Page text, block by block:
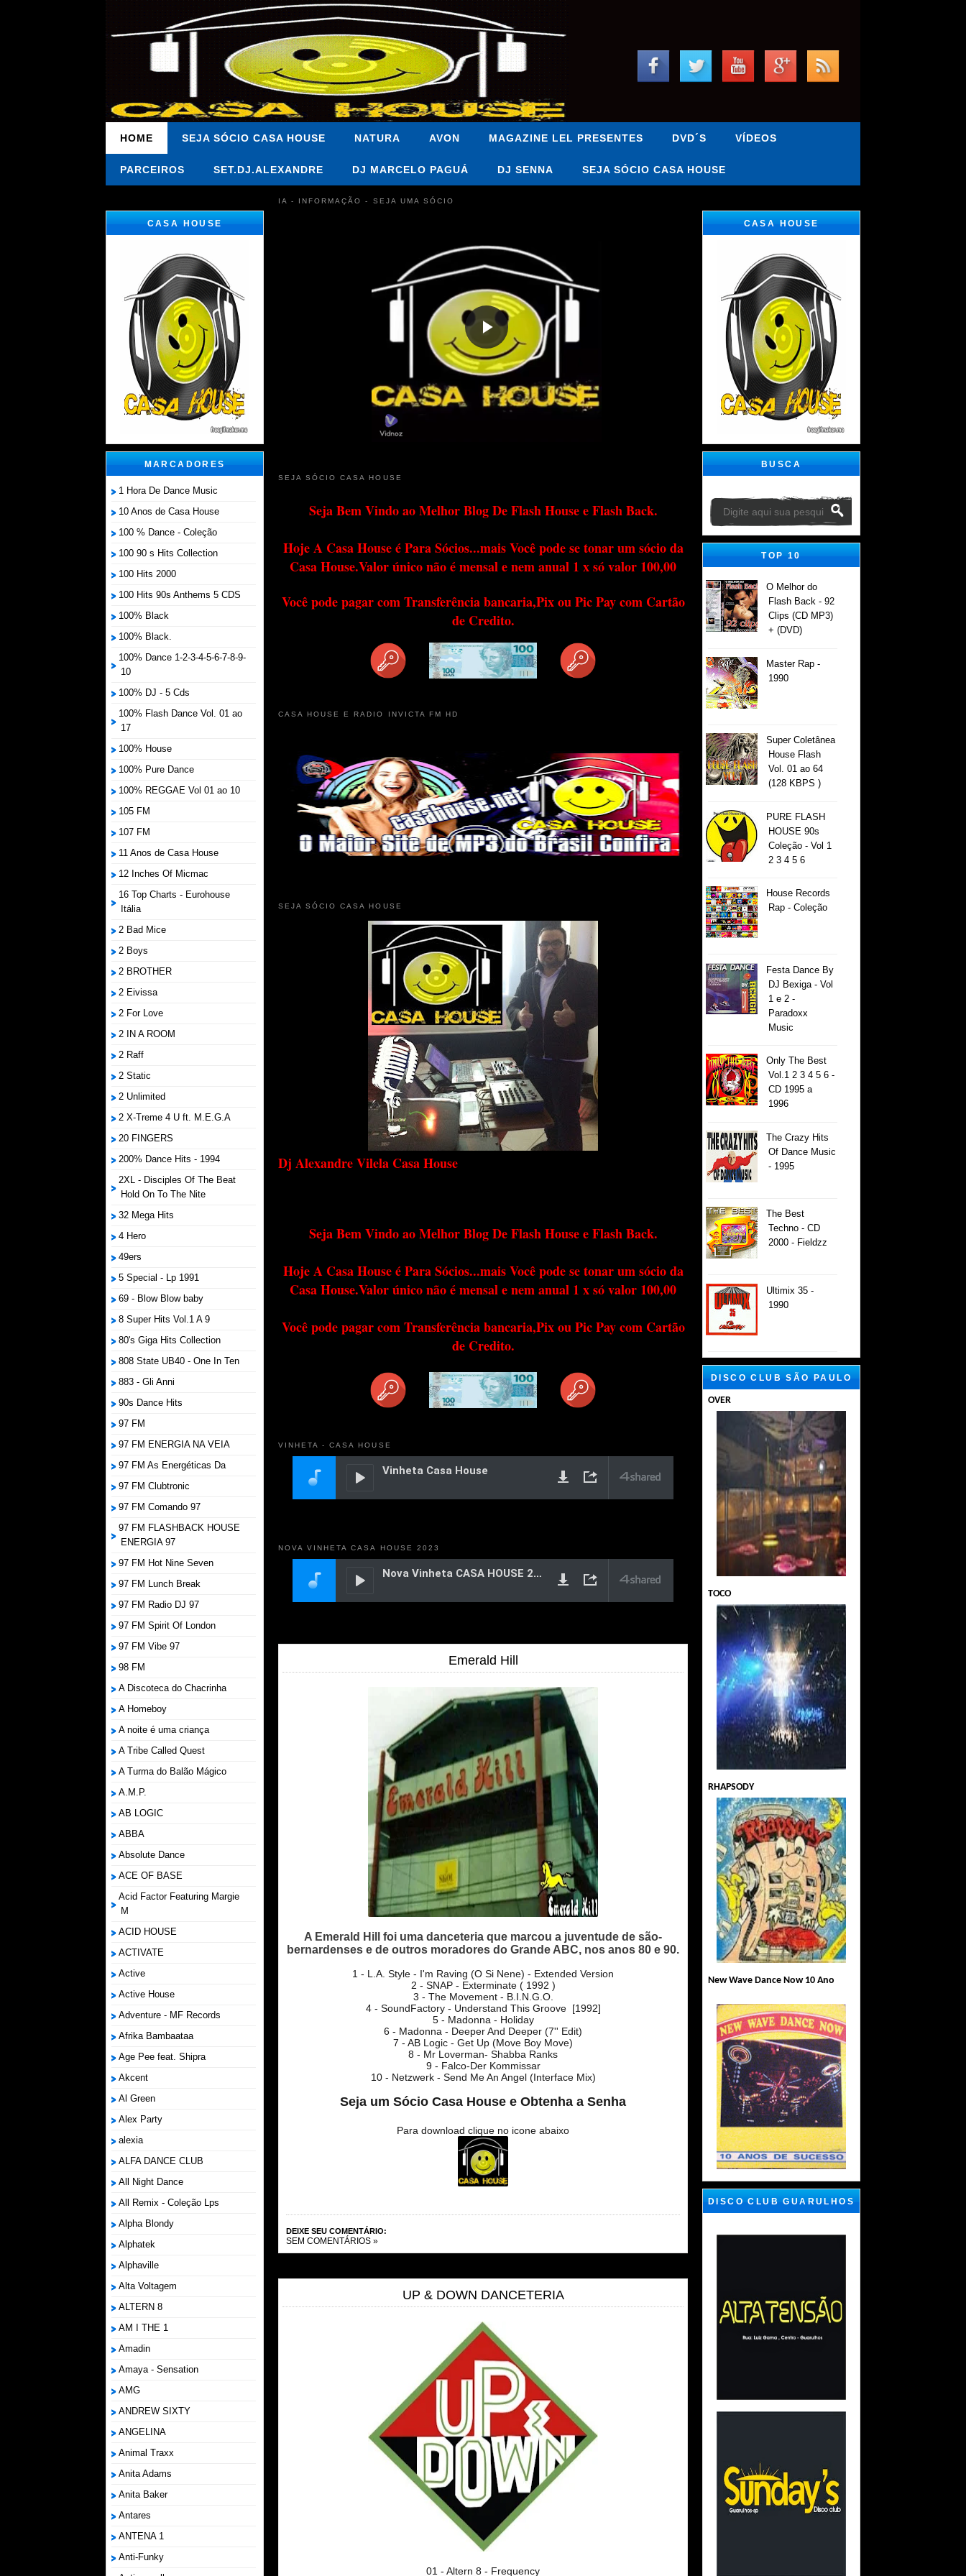
HOME SEJA SÓCIO CASA HOUSE NATURA AVON MAGAZINE LEL PRESENTES DVD´S VÍDEOS
PARCEIROS SET.DJ.ALEXANDRE DJ MARCELO PAGUÁ DJ SENNA SEJA SÓCIO CASA HOUSE
CASA HOUSE
MARCADORES
1 Hora De Dance Music
10 Anos de Casa House
100 % Dance - Coleção
100 90 s Hits Collection
100 Hits 2000
100 Hits 90s Anthems 5 CDS
100% Black
100% Black.
100% Dance 1-2-3-4-5-6-7-8-9-
10
100% DJ - 5 Cds
100% Flash Dance Vol. 01 ao
17
100% House
100% Pure Dance
100% REGGAE Vol 01 ao 10
105 FM
107 FM
11 Anos de Casa House
12 Inches Of Micmac
16 Top Charts - Eurohouse
Itália
2 Bad Mice
2 Boys
2 BROTHER
2 Eivissa
2 For Love
2 IN A ROOM
2 Raff
2 Static
2 Unlimited
2 X-Treme 4 U ft. M.E.G.A
20 FINGERS
200% Dance Hits - 1994
2XL - Disciples Of The Beat
Hold On To The Nite
32 Mega Hits
4 Hero
49ers
5 Special - Lp 1991
69 - Blow Blow baby
8 Super Hits Vol.1 A 9
80's Giga Hits Collection
808 State UB40 - One In Ten
883 - Gli Anni
90s Dance Hits
97 FM
97 FM ENERGIA NA VEIA
97 FM As Energéticas Da
97 FM Clubtronic
97 FM Comando 97
97 FM FLASHBACK HOUSE
ENERGIA 97
97 FM Hot Nine Seven
97 FM Lunch Break
97 FM Radio DJ 97
97 FM Spirit Of London
97 FM Vibe 97
98 FM
A Discoteca do Chacrinha
A Homeboy
A noite é uma criança
A Tribe Called Quest
A Turma do Balão Mágico
A.M.P.
AB LOGIC
ABBA
Absolute Dance
ACE OF BASE
Acid Factor Featuring Margie
M
ACID HOUSE
ACTIVATE
Active
Active House
Adventure - MF Records
Afrika Bambaataa
Age Pee feat. Shipra
Akcent
Al Green
Alex Party
alexia
ALFA DANCE CLUB
All Night Dance
All Remix - Coleção Lps
Alpha Blondy
Alphatek
Alphaville
Alta Voltagem
ALTERN 8
AM I THE 1
Amadin
Amaya - Sensation
AMG
ANDREW SIXTY
ANGELINA
Animal Traxx
Anita Adams
Anita Baker
Antares
ANTENA 1
Anti-Funky
IA - INFORMAÇÃO - SEJA UMA SÓCIO
SEJA SÓCIO CASA HOUSE
Seja Bem Vindo ao Melhor Blog De Flash House e Flash Back.
Hoje A Casa House é Para Sócios...mais Você pode se tonar um sócio da
Casa House.Valor único não é mensal e nem anual 1 x só valor 100,00
Você pode pagar com Transferência bancaria,Pix ou Pic Pay com Cartão
de Credito.
CASA HOUSE E RADIO INVICTA FM HD
SEJA SÓCIO CASA HOUSE
Dj Alexandre Vilela Casa House
Seja Bem Vindo ao Melhor Blog De Flash House e Flash Back.
Hoje A Casa House é Para Sócios...mais Você pode se tonar um sócio da
Casa House.Valor único não é mensal e nem anual 1 x só valor 100,00
Você pode pagar com Transferência bancaria,Pix ou Pic Pay com Cartão
de Credito.
VINHETA - CASA HOUSE
NOVA VINHETA CASA HOUSE 2023
Emerald Hill
A Emerald Hill foi uma danceteria que marcou a juventude de são-
bernardenses e de outros moradores do Grande ABC, nos anos 80 e 90.
1 - L.A. Style - I'm Raving (O Si Nene) - Extended Version
2 - SNAP - Exterminate ( 1992 )
3 - The Movement - B.I.N.G.O.
4 - SoundFactory - Understand This Groove [1992]
5 - Madonna - Holiday
6 - Madonna - Deeper And Deeper (7'' Edit)
7 - AB Logic - Get Up (Move Boy Move)
8 - Mr Loverman- Shabba Ranks
9 - Falco-Der Kommissar
10 - Netzwerk - Send Me An Angel (Interface Mix)
Seja um Sócio Casa House e Obtenha a Senha
Para download clique no icone abaixo
DEIXE SEU COMENTÁRIO:
SEM COMENTÁRIOS »
UP & DOWN DANCETERIA
01 - Altern 8 - Frequency
CASA HOUSE
BUSCA
TOP 10
O Melhor do
Flash Back - 92
Clips (CD MP3)
+ (DVD)
Master Rap -
1990
Super Coletânea
House Flash
Vol. 01 ao 64
(128 KBPS )
PURE FLASH
HOUSE 90s
Coleção - Vol 1
2 3 4 5 6
House Records
Rap - Coleção
Festa Dance By
DJ Bexiga - Vol
1 e 2 -
Paradoxx
Music
Only The Best
Vol.1 2 3 4 5 6 -
CD 1995 a
1996
The Crazy Hits
Of Dance Music
- 1995
The Best
Techno - CD
2000 - Fieldzz
Ultimix 35 -
1990
DISCO CLUB SÃO PAULO
OVER
TOCO
RHAPSODY
New Wave Dance Now 10 Ano
DISCO CLUB GUARULHOS